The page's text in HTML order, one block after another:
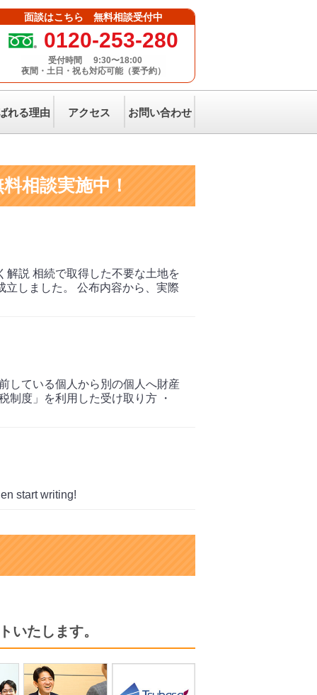
面談はこちら 無料相談受付中
0120-253-280
受付時間
9:30〜18:00
夜間・土日・祝も対応可能（要予約）
れる理由 アクセス お問い合わせ
相談実施中！
解説 相続で取得した不要な土地を
しました。 公布内容から、実際
している個人から別の個人へ財産
制度」を利用した受け取り方 ・
start writing!
いたします。